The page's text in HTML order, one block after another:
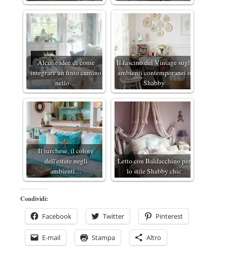
Alcune idee di come
integrare un finto camino
nello…
Il fascino del Vintage sugli
ambienti contemporanei o
Shabby
Il turchese, il colore
dell'estate negli
ambienti…
Letto con Baldacchino per
lo stile Shabby chic
Condividi:
Facebook Twitter Pinterest
E-mail Stampa Altro